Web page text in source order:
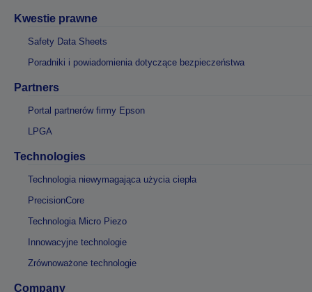
Kwestie prawne
Safety Data Sheets
Poradniki i powiadomienia dotyczące bezpieczeństwa
Partners
Portal partnerów firmy Epson
LPGA
Technologies
Technologia niewymagająca użycia ciepła
PrecisionCore
Technologia Micro Piezo
Innowacyjne technologie
Zrównoważone technologie
Company